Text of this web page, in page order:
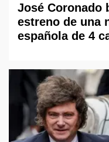
José Coronado
estreno de una
española de 4